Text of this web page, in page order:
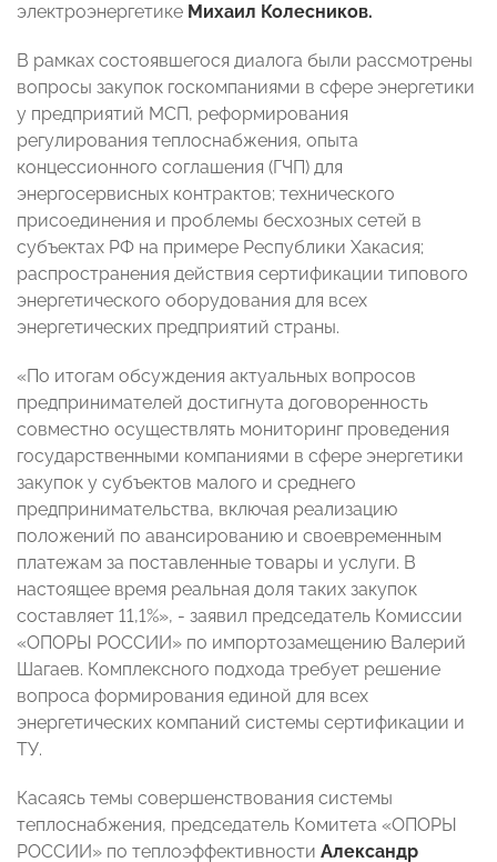
электроэнергетике Михаил Колесников.
В рамках состоявшегося диалога были рассмотрены
вопросы закупок госкомпаниями в сфере энергетики
у предприятий МСП, реформирования
регулирования теплоснабжения, опыта
концессионного соглашения (ГЧП) для
энергосервисных контрактов; технического
присоединения и проблемы бесхозных сетей в
субъектах РФ на примере Республики Хакасия;
распространения действия сертификации типового
энергетического оборудования для всех
энергетических предприятий страны.
«По итогам обсуждения актуальных вопросов
предпринимателей достигнута договоренность
совместно осуществлять мониторинг проведения
государственными компаниями в сфере энергетики
закупок у субъектов малого и среднего
предпринимательства, включая реализацию
положений по авансированию и своевременным
платежам за поставленные товары и услуги. В
настоящее время реальная доля таких закупок
составляет 11,1%», - заявил председатель Комиссии
«ОПОРЫ РОССИИ» по импортозамещению Валерий
Шагаев. Комплексного подхода требует решение
вопроса формирования единой для всех
энергетических компаний системы сертификации и
ТУ.
Касаясь темы совершенствования системы
теплоснабжения, председатель Комитета «ОПОРЫ
РОССИИ» по теплоэффективности Александр